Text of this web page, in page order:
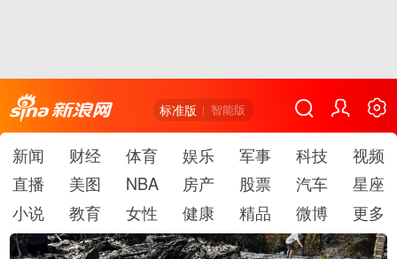
标准版 智能版
新闻 财经 体育 娱乐 军事 科技
视频
直播
美图 NBA 房产 股票 汽车
星座
小说
教育 女性 健康 精品 微博 更多